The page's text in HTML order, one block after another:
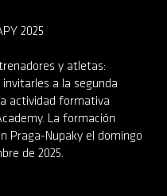
2025
y atletas:
invitarles a la segunda
actividad formativa
La formación
Praga-Nupaky el domingo
de 2025.